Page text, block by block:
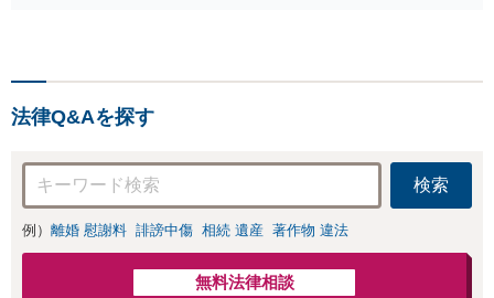
弟、親戚とのトラブル
沢駅30秒】
法律Q&Aを探す
検索
例） 離婚 慰謝料 誹謗中傷 相続 遺産 著作物 違法
無料法律相談